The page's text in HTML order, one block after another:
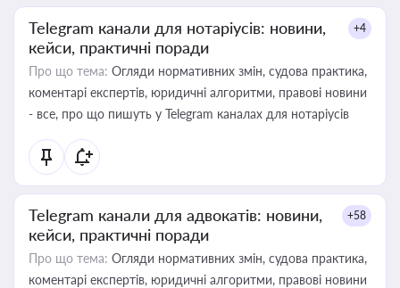
Telegram канали для нотаріусів: новини,
кейси, практичні поради
+4
Про що тема: Огляди нормативних змін, судова практика,
коментарі експертів, юридичні алгоритми, правові новини
- все, про що пишуть у Telegram каналах для нотаріусів
Telegram канали для адвокатів: новини,
кейси, практичні поради
+58
Про що тема: Огляди нормативних змін, судова практика,
коментарі експертів, юридичні алгоритми, правові новини